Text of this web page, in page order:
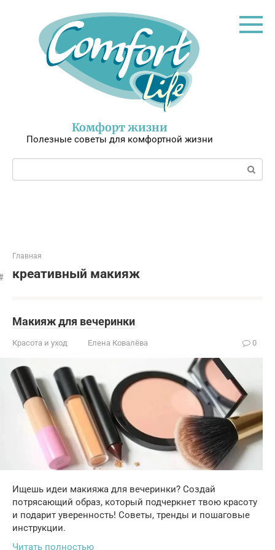
Комфорт жизни
Полезные советы для комфортной жизни
Поиск:
Главная
креативный макияж
Макияж для вечеринки
Красота и уход Елена Ковалёва 0
Ищешь идеи макияжа для вечеринки? Создай
потрясающий образ, который подчеркнет твою красоту
и подарит уверенность! Советы, тренды и пошаговые
инструкции.
Читать полностью